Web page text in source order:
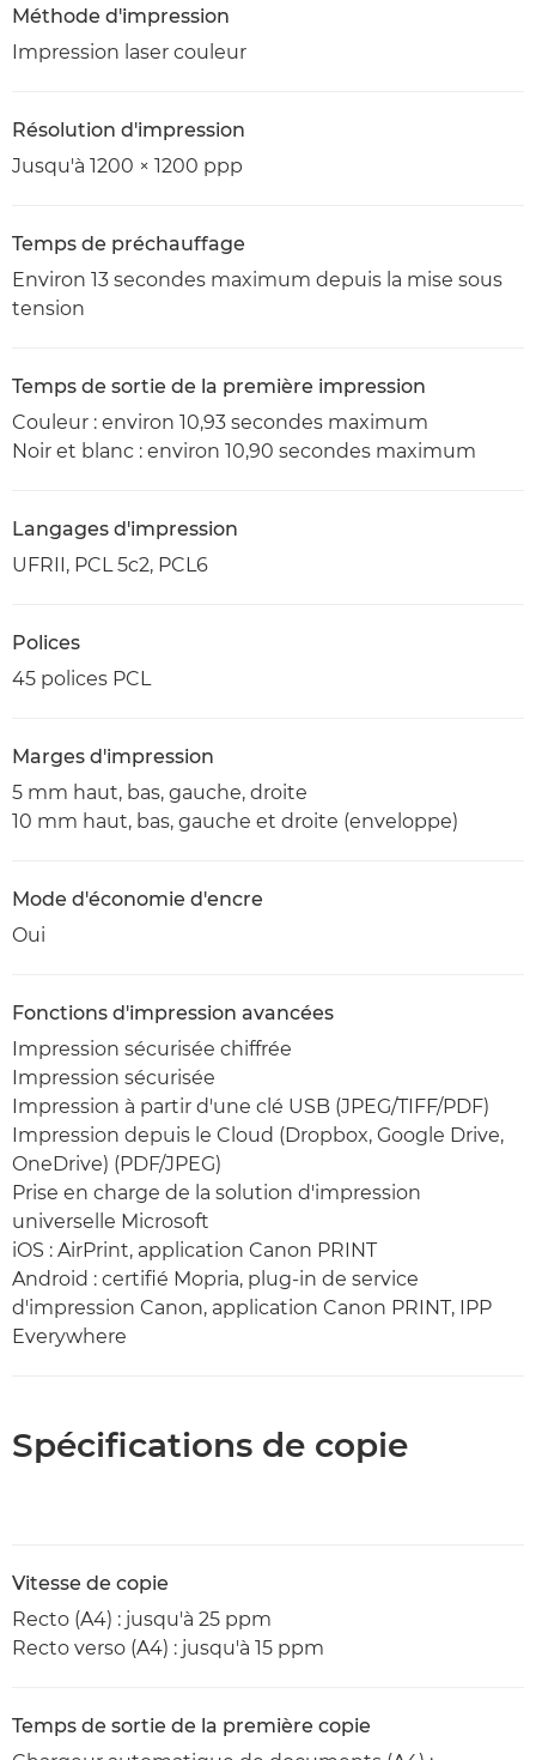
Méthode d'impression
Impression laser couleur
Résolution d'impression
Jusqu'à 1200 × 1200 ppp
Temps de préchauffage
Environ 13 secondes maximum depuis la mise sous
tension
Temps de sortie de la première impression
Couleur : environ 10,93 secondes maximum
Noir et blanc : environ 10,90 secondes maximum
Langages d'impression
UFRII, PCL 5c2, PCL6
Polices
45 polices PCL
Marges d'impression
5 mm haut, bas, gauche, droite
10 mm haut, bas, gauche et droite (enveloppe)
Mode d'économie d'encre
Oui
Fonctions d'impression avancées
Impression sécurisée chiffrée
Impression sécurisée
Impression à partir d'une clé USB (JPEG/TIFF/PDF)
Impression depuis le Cloud (Dropbox, Google Drive,
OneDrive) (PDF/JPEG)
Prise en charge de la solution d'impression
universelle Microsoft
iOS : AirPrint, application Canon PRINT
Android : certifié Mopria, plug-in de service
d'impression Canon, application Canon PRINT, IPP
Everywhere
Spécifications de copie
Vitesse de copie
Recto (A4) : jusqu'à 25 ppm
Recto verso (A4) : jusqu'à 15 ppm
Temps de sortie de la première copie